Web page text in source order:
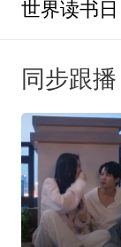
世界读书
同步跟播